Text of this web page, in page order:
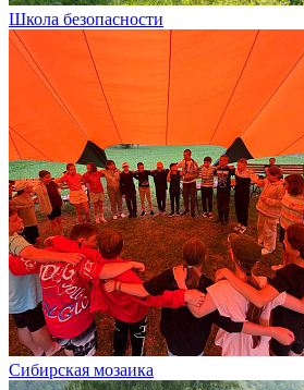
Школа безопасности
Сибирская мозаика